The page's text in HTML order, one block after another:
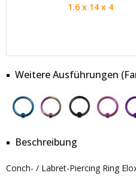
1.6 x 14 x 4
Weitere Ausführungen
Beschreibung
Conch- / Labret-Piercing Ring